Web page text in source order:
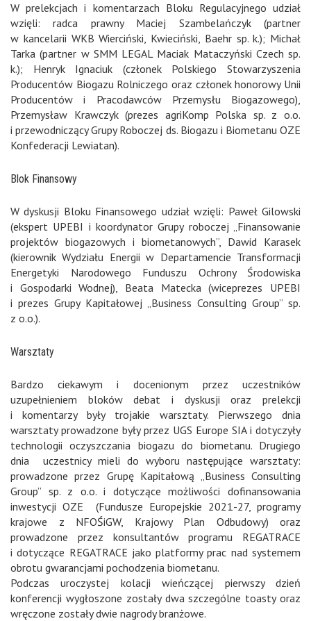
W prelekcjach i komentarzach Bloku Regulacyjnego udział
wzięli: radca prawny Maciej Szambelańczyk (partner
w kancelarii WKB Wierciński, Kwieciński, Baehr sp. k.); Michał
Tarka (partner w SMM LEGAL Maciak Mataczyński Czech sp.
k.); Henryk Ignaciuk (członek Polskiego Stowarzyszenia
Producentów Biogazu Rolniczego oraz członek honorowy Unii
Producentów i Pracodawców Przemysłu Biogazowego),
Przemysław Krawczyk (prezes agriKomp Polska sp. z o.o.
i przewodniczący Grupy Roboczej ds. Biogazu i Biometanu OZE
Konfederacji Lewiatan).
Blok Finansowy
W dyskusji Bloku Finansowego udział wzięli: Paweł Gilowski
(ekspert UPEBI i koordynator Grupy roboczej „Finansowanie
projektów biogazowych i biometanowych”, Dawid Karasek
(kierownik Wydziału Energii w Departamencie Transformacji
Energetyki Narodowego Funduszu Ochrony Środowiska
i Gospodarki Wodnej), Beata Matecka (wiceprezes UPEBI
i prezes Grupy Kapitałowej „Business Consulting Group” sp.
z o.o.).
Warsztaty
Bardzo ciekawym i docenionym przez uczestników
uzupełnieniem bloków debat i dyskusji oraz prelekcji
i komentarzy były trojakie warsztaty. Pierwszego dnia
warsztaty prowadzone były przez UGS Europe SIA i dotyczyły
technologii oczyszczania biogazu do biometanu. Drugiego
dnia uczestnicy mieli do wyboru następujące warsztaty:
prowadzone przez Grupę Kapitałową „Business Consulting
Group” sp. z o.o. i dotyczące możliwości dofinansowania
inwestycji OZE (Fundusze Europejskie 2021-27, programy
krajowe z NFOŚiGW, Krajowy Plan Odbudowy) oraz
prowadzone przez konsultantów programu REGATRACE
i dotyczące REGATRACE jako platformy prac nad systemem
obrotu gwarancjami pochodzenia biometanu.
Podczas uroczystej kolacji wieńczącej pierwszy dzień
konferencji wygłoszone zostały dwa szczególne toasty oraz
wręczone zostały dwie nagrody branżowe.